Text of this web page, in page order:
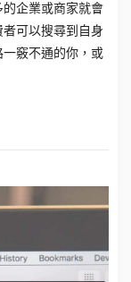
企業或商家就會
可以搜尋到自身
竅不通的你，或